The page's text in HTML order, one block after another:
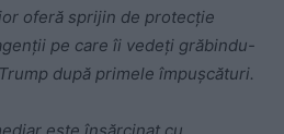
oferă sprijin de protecție
pe care îi vedeți grăbindu-
după primele împușcături.